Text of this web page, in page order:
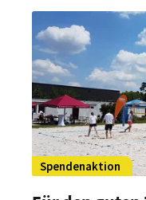
Spendenaktion